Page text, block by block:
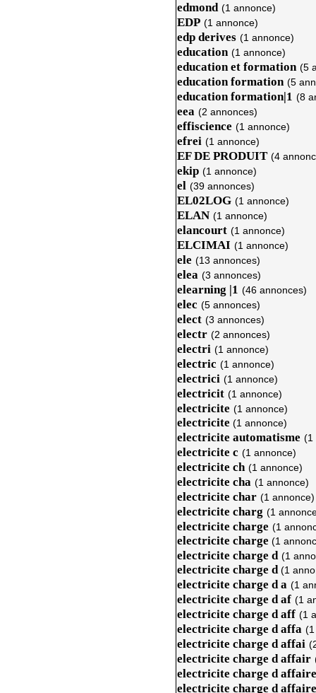
edmond (1 annonce)
EDP (1 annonce)
edp derives (1 annonce)
education (1 annonce)
education et formation (5
education formation (5
education formation|1 (8
eea (2 annonces)
effiscience (1 annonce)
efrei (1 annonce)
EF DE PRODUIT (4
ekip (1 annonce)
el (39 annonces)
EL02LOG (1 annonce)
ELAN (1 annonce)
elancourt (1 annonce)
ELCIMAI (1 annonce)
ele (13 annonces)
elea (3 annonces)
elearning |1 (46 annonces)
elec (5 annonces)
elect (3 annonces)
electr (2 annonces)
electri (1 annonce)
electric (1 annonce)
electrici (1 annonce)
electricit (1 annonce)
electricite (1 annonce)
electricite (1 annonce)
electricite automatisme (1
electricite c (1 annonce)
electricite ch (1 annonce)
electricite cha (1 annonce)
electricite char (1 annonce)
electricite charg (1
electricite charge (1
electricite charge (1
electricite charge d (1
electricite charge d(1
electricite charge d a (1
electricite charge d af (1
electricite charge d aff (1
electricite charge d affa
electricite charge d affai
electricite charge d affair
electricite charge d affaire
electricite charge d